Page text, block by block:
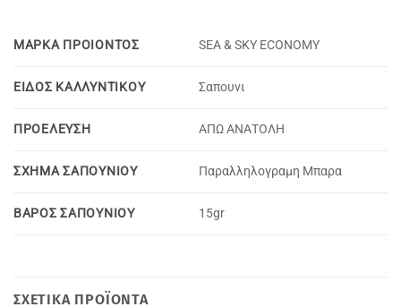
ΜΑΡΚΑ ΠΡΟΙΟΝΤΟΣ SEA & SKY ECONOMY
ΕΙΔΟΣ ΚΑΛΛΥΝΤΙΚΟΥ Σαπουνι
ΠΡΟΕΛΕΥΣΗ ΑΠΩ ΑΝΑΤΟΛΗ
ΣΧΗΜΑ ΣΑΠΟΥΝΙΟΥ Παραλληλογραμη Μπαρα
ΒΑΡΟΣ ΣΑΠΟΥΝΙΟΥ 15gr
ΣΧΕΤΙΚΆ ΠΡΟΪΌΝΤΑ